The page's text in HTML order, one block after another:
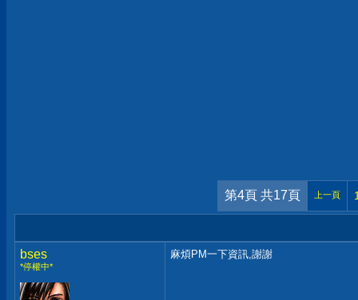
第4頁 共17頁 上一頁
bses
*停權中*
麻煩PM一下資訊,謝謝